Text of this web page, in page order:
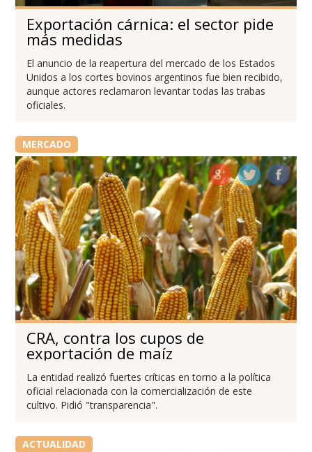
Exportación cárnica: el sector pide
más medidas
El anuncio de la reapertura del mercado de los Estados
Unidos a los cortes bovinos argentinos fue bien recibido,
aunque actores reclamaron levantar todas las trabas
oficiales.
MERCADO
CRA, contra los cupos de
exportación de maíz
La entidad realizó fuertes críticas en torno a la política
oficial relacionada con la comercialización de este
cultivo. Pidió "transparencia".
ACTUALIDAD